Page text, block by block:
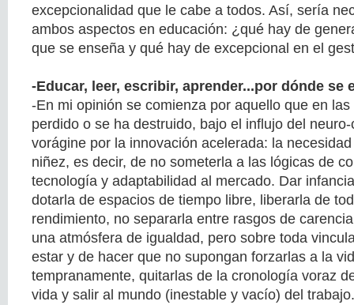
excepcionalidad que le cabe a todos. Así, sería
ambos aspectos en educación: ¿qué hay de
que se enseña y qué hay de excepcional en el
-Educar, leer, escribir, aprender...por dónde se
-En mi opinión se comienza por aquello que en
perdido o se ha destruido, bajo el influjo del
vorágine por la innovación acelerada: la
niñez, es decir, de no someterla a las lógicas de
tecnología y adaptabilidad al mercado. Dar
dotarla de espacios de tiempo libre, liberarla de
rendimiento, no separarla entre rasgos de
una atmósfera de igualdad, pero sobre toda
estar y de hacer que no supongan forzarlas a la
tempranamente, quitarlas de la cronología voraz
vida y salir al mundo (inestable y vacío) del